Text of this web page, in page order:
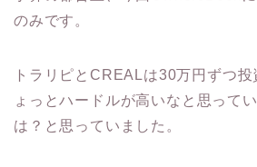
のみです。
トラリピとCREALは30万円ずつ
ょっとハードルが高いなと思って
は？と思っていました。